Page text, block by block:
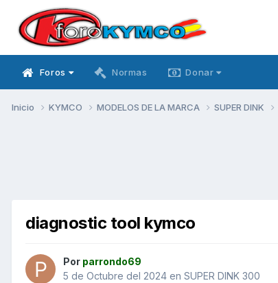
Foros Normas Donar
Inicio KYMCO MODELOS DE LA MARCA SUPER DINK
diagnostic tool kymco
Por parrondo69
5 de Octubre del 2024 en SUPER DINK 300